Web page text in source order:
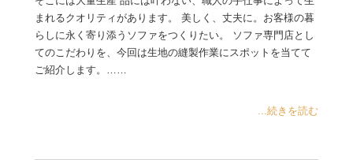
まれるクオリティがあります。 美しく、丈夫に。お客様の暮
らしに永く寄り添うソファをつくりたい。 ソファ専門店とし
てのこだわりを、今回は生地の縫製作業にスポットを当てて
ご紹介します。……
...続きを読む